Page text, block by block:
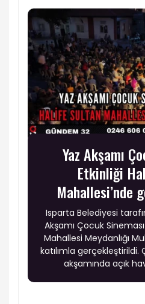
Yaz Akşamı
Etkinliği
Mahallesi’nde
Isparta Belediyesi
Akşamı Çocuk
Mahallesi Meydanlığı
katılımla
akşamında açık